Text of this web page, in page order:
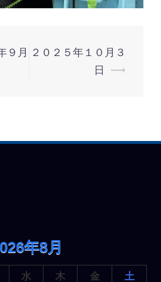
９月
２０２５年１０月３
日
⟶
年8月
水 木 金 土